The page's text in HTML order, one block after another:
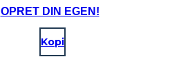
OPRET DIN EGEN!
Kopi